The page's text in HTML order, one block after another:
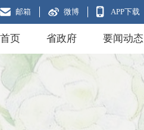
邮箱 微博 APP下载
首页 省政府 要闻动态